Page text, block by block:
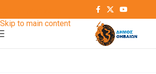
Skip to main content